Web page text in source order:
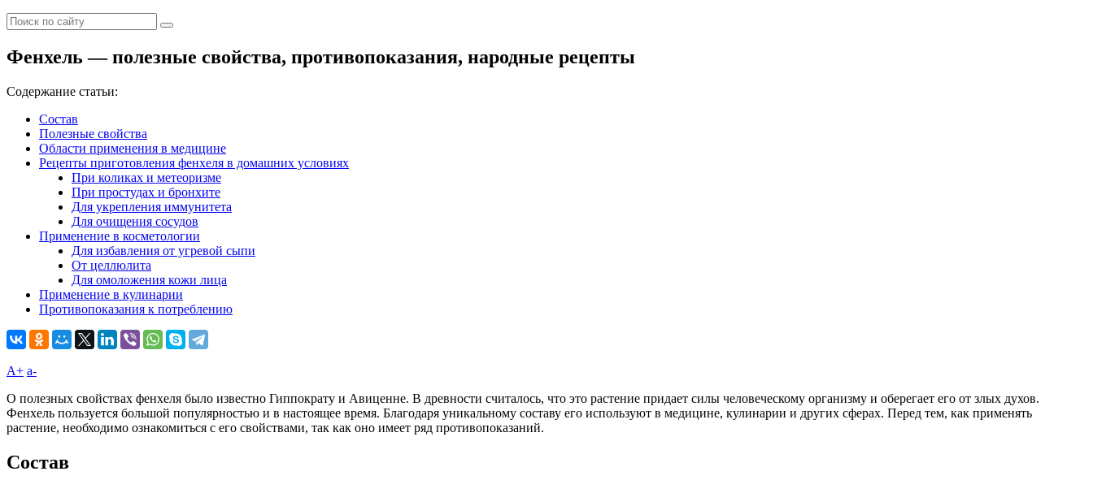
Фенхель — полезные свойства, противопоказания, народные рецепты
Содержание статьи:
Состав
Полезные свойства
Области применения в медицине
Рецепты приготовления фенхеля в домашних условиях
При коликах и метеоризме
При простудах и бронхите
Для укрепления иммунитета
Для очищения сосудов
Применение в косметологии
Для избавления от угревой сыпи
От целлюлита
Для омоложения кожи лица
Применение в кулинарии
Противопоказания к потреблению
A+ а-
О полезных свойствах фенхеля было известно Гиппократу и Авиценне. В древности считалось, что это растение придает силы человеческому организму и оберегает его от злых духов.
Фенхель пользуется большой популярностью и в настоящее время. Благодаря уникальному составу его используют в медицине, кулинарии и других сферах. Перед тем, как применять
растение, необходимо ознакомиться с его свойствами, так как оно имеет ряд противопоказаний.
Состав